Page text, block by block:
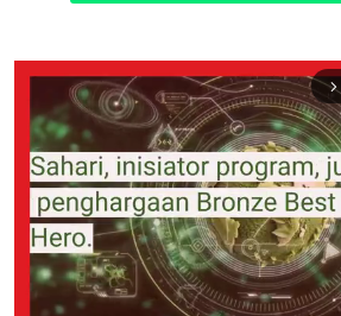
arrow_forward_ios